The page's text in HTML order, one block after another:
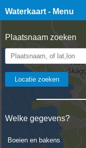
Waterkaart - Menu
Plaatsnaam zoeken
Welke gegevens?
Boeien en bakens
☰ Waterkaart Live